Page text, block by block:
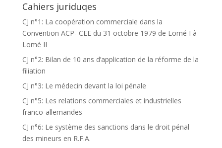
Cahiers juriduqes
CJ n°1: La coopération commerciale dans la
Convention ACP- CEE du 31 octobre 1979 de Lomé I à
Lomé II
CJ n°2: Bilan de 10 ans d’application de la réforme de la
filiation
CJ n°3: Le médecin devant la loi pénale
CJ n°5: Les relations commerciales et industrielles
franco-allemandes
CJ n°6: Le système des sanctions dans le droit pénal
des mineurs en R.F.A.